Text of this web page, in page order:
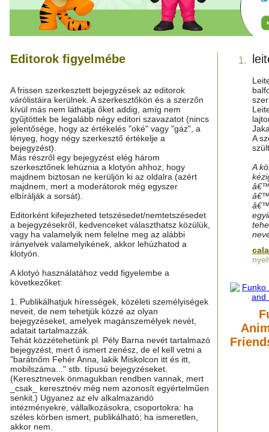
Editorok figyelmébe
A frissen szerkesztett bejegyzések az editorok
várólistáira kerülnek. A szerkesztőkön és a szerzőn
kívül más nem láthatja őket addig, amíg nem
gyűjtöttek be legalább négy editori szavazatot (nincs
jelentősége, hogy az értékelés "oké" vagy "gáz", a
lényeg, hogy négy szerkesztő értékelje a
bejegyzést).
Más részről egy bejegyzést elég három
szerkesztőnek lehúznia a klotyón ahhoz, hogy
majdnem biztosan ne kerüljön ki az oldalra (azért
majdnem, mert a moderátorok még egyszer
elbírálják a sorsát).
Editorként kifejezheted tetszésedet/nemtetszésedet
a bejegyzésekről, kedvenceket választhatsz közülük,
vagy ha valamelyik nem felelne meg az alábbi
irányelvek valamelyikének, akkor lehúzhatod a
klotyón.
A klotyó használatához vedd figyelembe a
következőket:
1. Publikálhatjuk hírességek, közéleti személyiségek
neveit, de nem tehetjük közzé az olyan
bejegyzéseket, amelyek magánszemélyek nevét,
adatait tartalmazzák.
Tehát közzétehetünk pl. Pély Barna nevét tartalmazó
bejegyzést, mert ő ismert zenész, de el kell vetni a
"barátnőm Fehér Anna, lakik Miskolcon itt és itt,
mobilszáma..." stb. típusú bejegyzéseket.
(Keresztnevek önmagukban rendben vannak, mert
_csak_ keresztnév még nem azonosít egyértelműen
senkit.) Ugyanez az elv alkalmazandó
intézményekre, vállalkozásokra, csoportokra: ha
széles körben ismert, publikálható; ha ismeretlen,
akkor nem.
1.
A
A